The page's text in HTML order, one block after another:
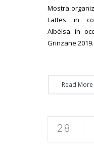
Mostra
Lattes in
Albèisa in
Grinzane
Read More
28